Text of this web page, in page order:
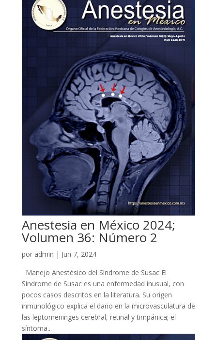
Anestesia en México 2024;
Volumen 36: Número 2
por admin | Jun 7, 2024
Manejo Anestésico del Síndrome de Susac El
Síndrome de Susac es una enfermedad inusual, con
pocos casos descritos en la literatura. Su origen
inmunológico explica el daño en la microvasculatura de
las leptomeninges cerebral, retinal y timpánica; el
síntoma...